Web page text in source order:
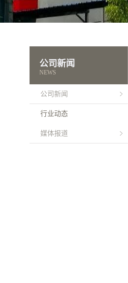
公司新闻
NEWS
公司新闻
行业动态
媒体报道